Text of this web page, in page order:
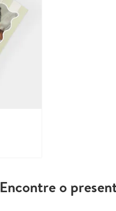
Encontre o